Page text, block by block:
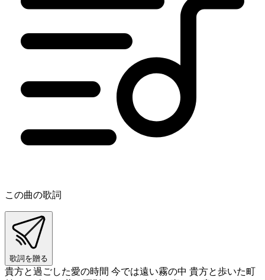
この曲の歌詞
歌詞を贈る
貴方と過ごした愛の時間 今では遠い霧の中 貴方と歩いた町